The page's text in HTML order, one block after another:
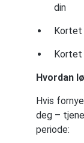
din
Kortet
Hvordan
Hvis
deg –
periode: